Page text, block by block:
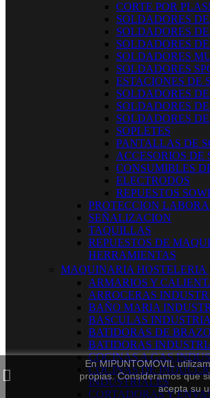
En MIPUNTOMOVIL
propias. Consideramos que
acepta su
CORTE POR
SOLDADORES
SOLDADORES
SOLDADORES
SOLDADORES
SOLDADORES
ESTACIONES DE
SOLDADORES
SOLDADORES
SOLDADORES
SOPLETES
PANTALLAS DE
ACCESORIOS DE
CONSUMIBLES
ELECTRODOS
REPUESTOS
PROTECCION
SEÑALIZACION
TAQUILLAS
REPUESTOS DE
HERRAMIENTAS
MAQUINARIA HOSTELERIA
ARMARIOS Y
ARROCERAS
BAÑO MARIA
BASCULAS
BATIDORAS DE
BATIDORAS
COCINAS A GAS
COCINAS DE
INDUSTRIALES
CORTADORAS Y